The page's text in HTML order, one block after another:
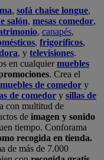
, sofá chaise longue,
salón, mesas comedor,
, canapés,
, frigoríficos,
, y televisiones.
en cualquiermuebles
. Crea el
muebles de comedor y
de comedor y sillas de
con multitud de
de imagen y sonido
tiempo. Conforama
recogida en tienda.
de más de 7.000